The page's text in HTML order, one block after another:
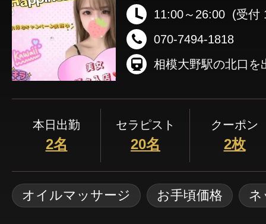
11:00～26:00 (受付
070-7494-1818
本日出勤
2名
セラピスト
20名
クーポン
2枚
オイルマッサージ お手頃価格 ネ